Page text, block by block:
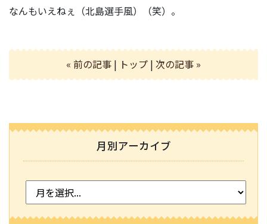
なんもいえねぇ（北島選手風）（笑）。
« 前の記事 | トップ | 次の記事 »
月別アーカイブ